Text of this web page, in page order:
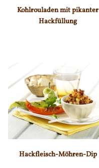
Kohlrouladen mit pikanter
Hackfüllung
Hackfleisch-Möhren-Dip